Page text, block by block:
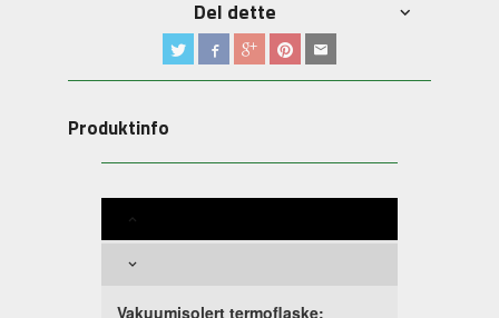
Del dette
Produktinfo
Vakuumisolert termoflaske: